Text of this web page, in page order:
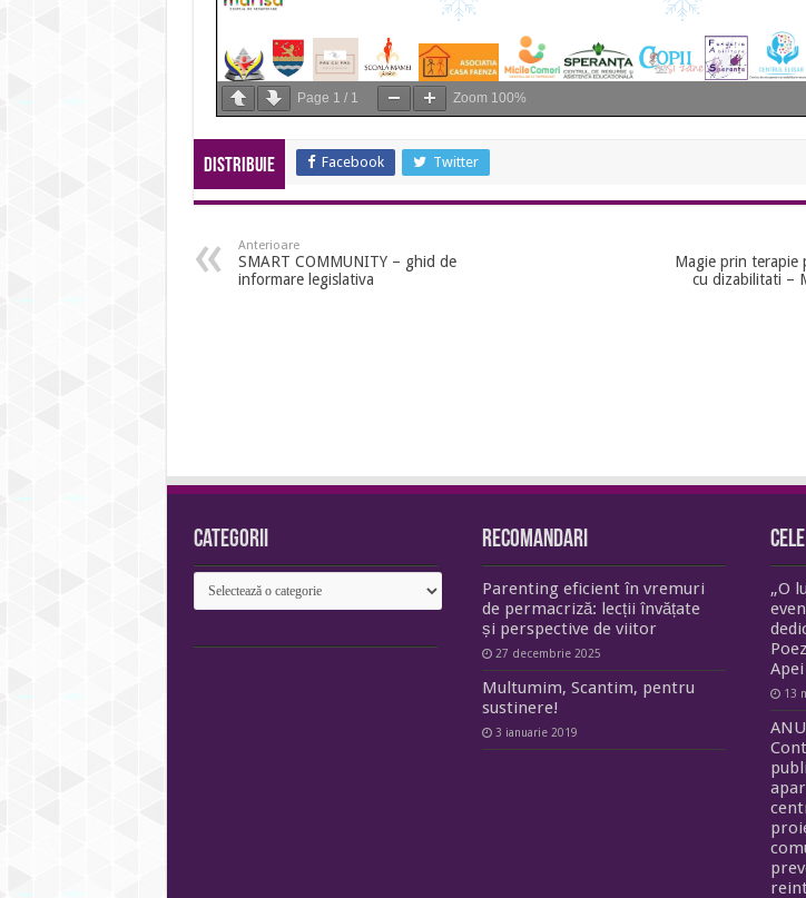
Page 1 / 1 Zoom 100%
Distribuie Facebook Twitter
Anterioare
SMART COMMUNITY – ghid de
informare legislativa
Magie prin terapie
cu dizabilitati –
Categorii
Categorii
Recomandari
Parenting eficient în vremuri
de permacriză: lecții învățate
și perspective de viitor
27 decembrie 2025
Multumim, Scantim, pentru
sustinere!
3 ianuarie 2019
„O
Apei
13